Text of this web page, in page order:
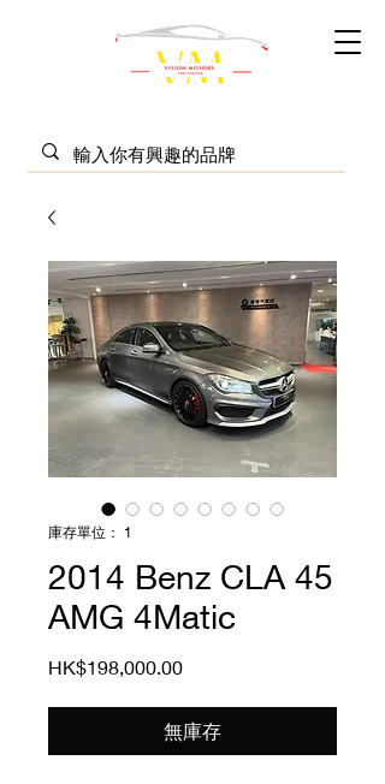
庫存單位： 1
2014 Benz CLA 45
AMG 4Matic
HK$198,000.00價
無庫存